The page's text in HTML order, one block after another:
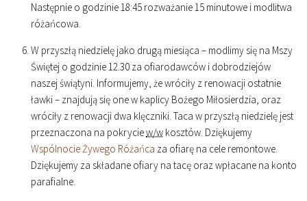
Następnie o godzinie18:45 rozważanie 15 minutowe i modlitwa
różańcowa.
W przyszłą niedzielę jako drugą miesiąca – modlimy się na Mszy
Świętej o godzinie 12.30 za ofiarodawców i dobrodziejów
naszej świątyni. Informujemy, że wróciły z renowacji ostatnie
ławki – znajdują się one w kaplicy Bożego Miłosierdzia, oraz
wróciły z renowacji dwa klęczniki. Taca w przyszłą niedzielę jest
przeznaczona na pokryciew/w kosztów. Dziękujemy
Wspólnocie Żywego Różańca za ofiarę na cele remontowe.
Dziękujemy za składane ofiary na tacę oraz wpłacane na konto
parafialne.